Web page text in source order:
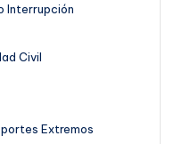
Interrupción
Civil
Extremos